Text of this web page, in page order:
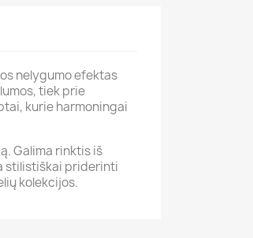
nelygumo efektas
tiek prie
kurie harmoningai
Galima rinktis iš
stilistiškai priderinti
kolekcijos.